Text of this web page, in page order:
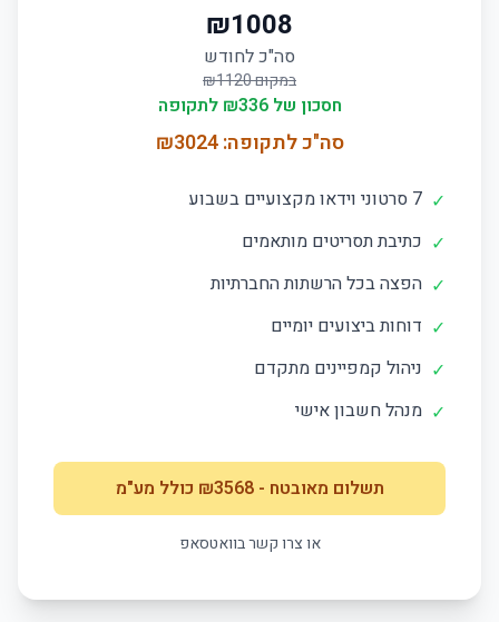
₪1008
סה"כ לחודש
במקום ₪1120
חסכון של ₪336 לתקופה
סה"כ לתקופה: ₪3024
✓ 7 סרטוני וידאו מקצועיים בשבוע
✓ כתיבת תסריטים מותאמים
✓ הפצה בכל הרשתות החברתיות
✓ דוחות ביצועים יומיים
✓ ניהול קמפיינים מתקדם
✓ מנהל חשבון אישי
תשלום מאובטח - ₪
3568 כולל מע"מ
או צרו קשר בוואטסאפ